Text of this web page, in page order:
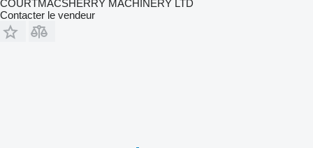
COURTMACSHERRY MACHINERY LTD
Contacter le vendeur